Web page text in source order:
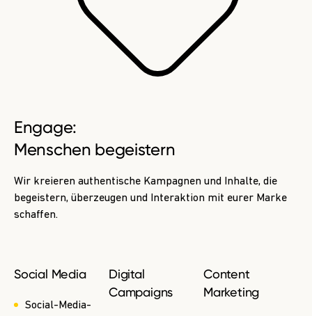
Engage:
Menschen begeistern
Wir kreieren authentische Kampagnen und Inhalte, die
begeistern, überzeugen und Interaktion mit eurer Marke
schaffen.
Social Media
Social-Media-
Digital
Campaigns
Content
Marketing